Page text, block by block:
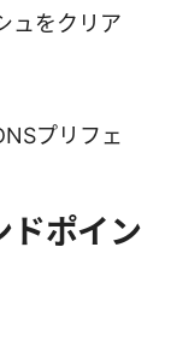
ュをクリア
プリフェ
ドポイン